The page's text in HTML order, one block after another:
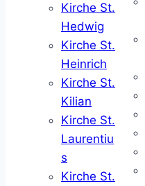
Kirche St.
Hedwig
Kirche St.
Heinrich
Kirche St.
Kilian
Kirche St.
Laurentiu
s
Kirche St.